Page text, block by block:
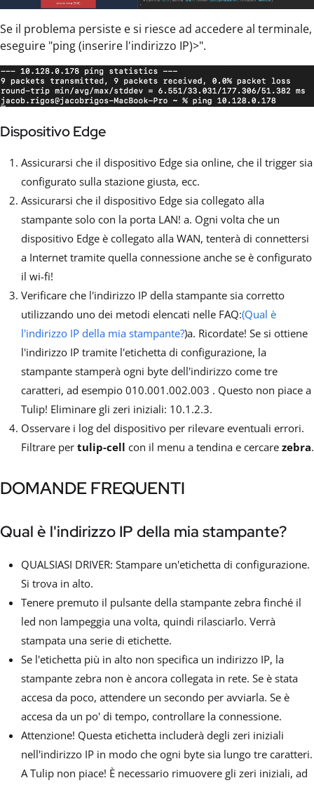
Se il problema persiste e si riesce ad accedere al terminale,
eseguire "ping (inserire l'indirizzo IP)>".
Dispositivo Edge
Assicurarsi che il dispositivo Edge sia online, che il trigger sia
configurato sulla stazione giusta, ecc.
Assicurarsi che il dispositivo Edge sia collegato alla
stampante solo con la porta LAN! a. Ogni volta che un
dispositivo Edge è collegato alla WAN, tenterà di connettersi
a Internet tramite quella connessione anche se è configurato
il wi-fi!
Verificare che l'indirizzo IP della stampante sia corretto
utilizzando uno dei metodi elencati nelle FAQ:(Qual è
l'indirizzo IP della mia stampante?)a. Ricordate! Se si ottiene
l'indirizzo IP tramite l'etichetta di configurazione, la
stampante stamperà ogni byte dell'indirizzo come tre
caratteri, ad esempio 010.001.002.003 . Questo non piace a
Tulip! Eliminare gli zeri iniziali: 10.1.2.3.
Osservare i log del dispositivo per rilevare eventuali errori.
Filtrare per tulip-cell con il menu a tendina e cercare zebra.
DOMANDE FREQUENTI
Qual è l'indirizzo IP della mia stampante?
QUALSIASI DRIVER: Stampare un'etichetta di configurazione.
Si trova in alto.
Tenere premuto il pulsante della stampante zebra finché il
led non lampeggia una volta, quindi rilasciarlo. Verrà
stampata una serie di etichette.
Se l'etichetta più in alto non specifica un indirizzo IP, la
stampante zebra non è ancora collegata in rete. Se è stata
accesa da poco, attendere un secondo per avviarla. Se è
accesa da un po' di tempo, controllare la connessione.
Attenzione! Questa etichetta includerà degli zeri iniziali
nell'indirizzo IP in modo che ogni byte sia lungo tre caratteri.
A Tulip non piace! È necessario rimuovere gli zeri iniziali, ad